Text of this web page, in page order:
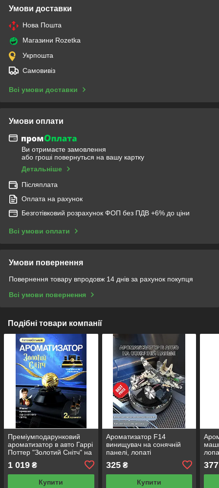
Умови доставки
Нова Пошта
Магазини Rozetka
Укрпошта
Самовивіз
Всі умови доставки
Умови оплати
Ви отримаєте замовлення
або гроші повернуться на вашу картку
Детальніше
Післяплата
Оплата на рахунок
Безготівковий розрахунок ФОП без ПДВ +6% до ціни
Всі умови оплати
Умови повернення
Повернення товару впродовж 14 днів за рахунок покупця
Всі умови повернення
Подібні товари компанії
Преміумподарунковий
ароматизатор в авто Гаррі
Поттер "Золотий Снітч" на
ароматами
1 019 ₴
Купити
Ароматизатор F14
винищувач на сонячній
панелі, лопаті
обертаються від світла —
пахучка в авто,
аромодіфузор літак
багаторазовий
325₴
Купити
377